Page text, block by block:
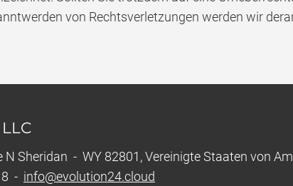
von Rechtsverletzungen werden wir
N Sheridan - WY 82801, Vereinigte Staaten von
- info@evolution24.cloud